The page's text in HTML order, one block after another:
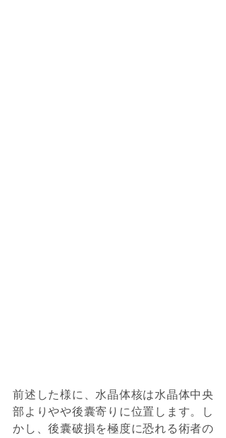
前述した様に、水晶体核は水晶体中央
部よりやや後囊寄りに位置します。し
かし、後囊破損を極度に恐れる術者の